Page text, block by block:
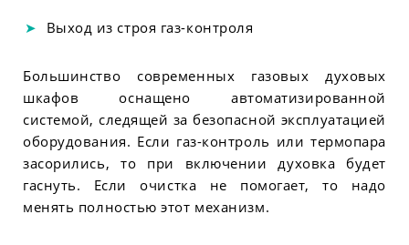
Выход из строя газ-контроля
Большинство современных газовых духовых
шкафов оснащено автоматизированной
системой, следящей за безопасной эксплуатацией
оборудования. Если газ-контроль или термопара
засорились, то при включении духовка будет
гаснуть. Если очистка не помогает, то надо
менять полностью этот механизм.